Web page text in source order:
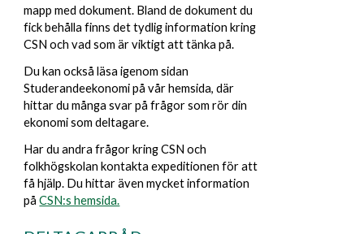
mapp med dokument. Bland de dokument du
fick behålla finns det tydlig information kring
CSN och vad som är viktigt att tänka på.
Du kan också läsa igenom sidan
Studerandeekonomi på vår hemsida, där
hittar du många svar på frågor som rör din
ekonomi som deltagare.
Har du andra frågor kring CSN och
folkhögskolan kontakta expeditionen för att
få hjälp. Du hittar även mycket information
på CSN:s hemsida.